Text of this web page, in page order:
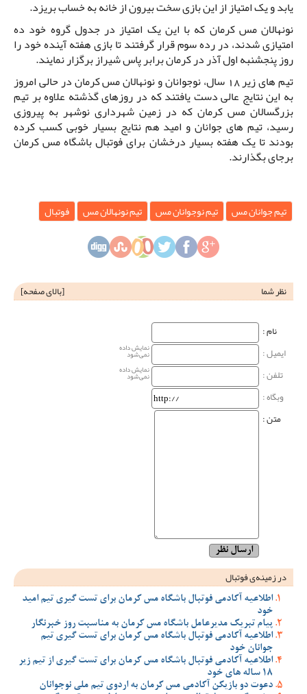
یابد و یک امتیاز از این بازی سخت بیرون از خانه به خساب بریزد.
نونهالان مس کرمان که با این یک امتیاز در جدول گروه خود ده
امتیازی شدند، در رده سوم قرار گرفتند تا بازی هفته آینده خود را
روز پنجشنبه اول آذر در کرمان برابر پاس شیراز برگزار نمایند.
تیم های زیر 18 سال، نوجوانان و نونهالان مس کرمان در حالی امروز
به این نتایج عالی دست یافتند که در روزهای گذشته علاوه بر تیم
بزرگسالان مس کرمان که در زمین شهرداری نوشهر به پیروزی
رسید، تیم های جوانان و امید هم نتایج بسیار خوبی کسب کرده
بودند تا یک هفته بسیار درخشان برای فوتبال باشگاه مس کرمان
برجای بگذارند.
تیم جوانان مس تیم نوجوانان مس تیم نونهالان مس فوتبال
نظر شما [بالای صفحه]
نام‌ :
ایمیل :
نمایش داده
نمی‌شود
تلفن : نمایش داده
نمی‌شود
وبگاه‌ :
متن :
در زمینه‌ی فوتبال
اطلاعیه آکادمی فوتبال باشگاه مس کرمان برای تست گیری تیم امید
خود
پیام تبریک مدیرعامل باشگاه مس کرمان به مناسبت روز خبرنگار
اطلاعیه آکادمی فوتبال باشگاه مس کرمان برای تست گیری تیم
جوانان خود
اطلاعیه آکادمی فوتبال باشگاه مس کرمان برای تست گیری از تیم زیر
18 ساله های خود
دعوت دو بازیکن آکادمی مس کرمان به اردوی تیم ملی نوجوانان